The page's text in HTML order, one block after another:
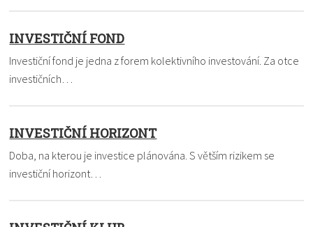
INVESTIČNÍ FOND
Investiční fond je jedna z forem kolektivního investování. Za otce
investičních…
INVESTIČNÍ HORIZONT
Doba, na kterou je investice plánována. S větším rizikem se
investiční horizont…